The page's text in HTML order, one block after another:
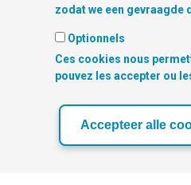
PARTNERS
‹ ›
zodat we een gevraagde
Optionnels
Ces cookies nous
pouvez les accepter ou
Accepteer alle